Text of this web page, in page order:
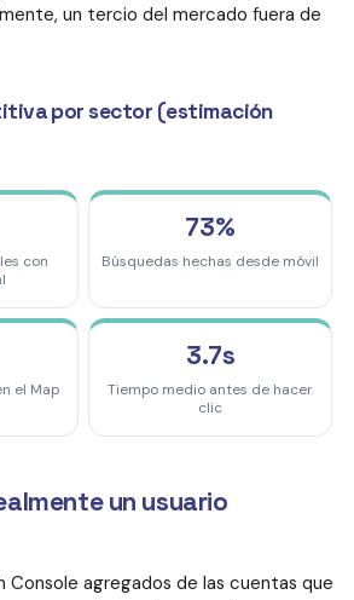
un tercio del mercado fuera de
por sector (estimación
con
73%
Búsquedas hechas desde móvil
el Map
3.7s
Tiempo medio antes de hacer
clic
un usuario
Console agregados de las cuentas que